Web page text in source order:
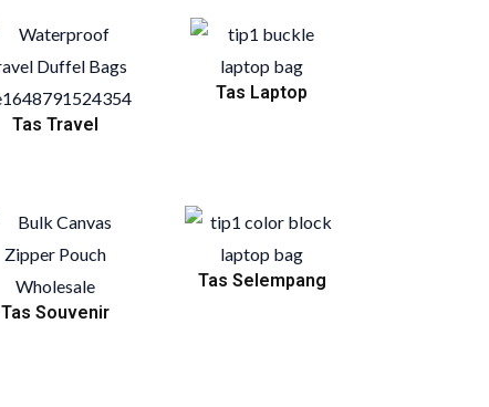
Tas Travel
Tas Laptop
Tas Souvenir
Tas Selempang